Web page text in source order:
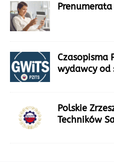
Czasopisma
wydawcy od
Polskie
Techników